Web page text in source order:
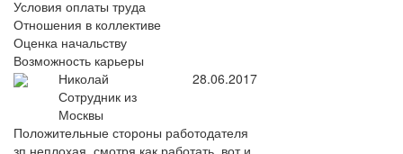
Условия оплаты труда
Отношения в коллективе
Оценка начальству
Возможность карьеры
Николай
Сотрудник из
Москвы
28.06.2017
Положительные стороны работодателя
зп неплохая, смотря как работать. вот и